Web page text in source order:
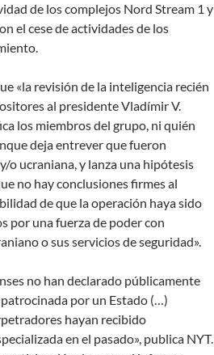
de los complejos Nord Stream 1 y
el cese de actividades de los
«la revisión de la inteligencia recién
al presidente Vladímir V.
los miembros del grupo, ni quién
deja entrever que fueron
o ucraniana, y lanza una hipótesis
no hay conclusiones firmes al
de que la operación haya sido
por una fuerza de poder con
o sus servicios de seguridad».
no han declarado públicamente
por un Estado (…)
hayan recibido
en el pasado», publica NYT.